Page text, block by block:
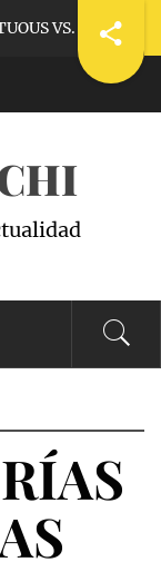
VS. VICIOUS